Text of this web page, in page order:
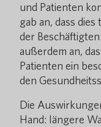
und Patienten
gab an, dass
der
außerdem an,
Patienten ein
den
Die
Hand: längere